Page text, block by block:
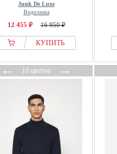
Junk De Luxe
Водолазка
12 455 ₽ 16 950 ₽
КУПИТЬ
←10 цветов→